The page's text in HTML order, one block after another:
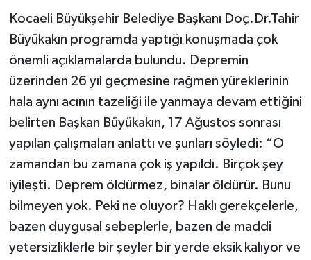
Kocaeli Büyükşehir Belediye Başkanı Doç.Dr.Tahir
Büyükakın programda yaptığı konuşmada çok
önemli açıklamalarda bulundu. Depremin
üzerinden 26 yıl geçmesine rağmen yüreklerinin
hala aynı acının tazeliği ile yanmaya devam ettiğini
belirten Başkan Büyükakın, 17 Ağustos sonrası
yapılan çalışmaları anlattı ve şunları söyledi: “O
zamandan bu zamana çok iş yapıldı. Birçok şey
iyileşti. Deprem öldürmez, binalar öldürür. Bunu
bilmeyen yok. Peki ne oluyor? Haklı gerekçelerle,
bazen duygusal sebeplerle, bazen de maddi
yetersizliklerle bir şeyler bir yerde eksik kalıyor ve